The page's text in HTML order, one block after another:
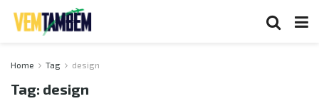
Home Tag design
Tag: design